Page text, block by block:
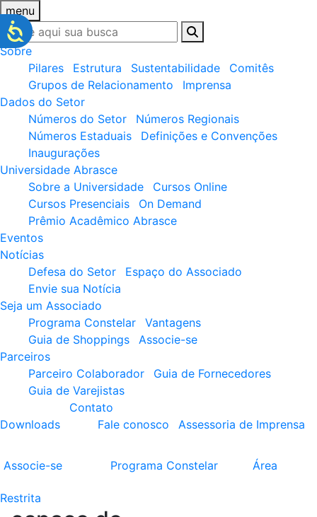
menu
Sobre
Pilares
Estrutura Sustentabilidade
Comitês
Grupos de Relacionamento
Imprensa
Dados do Setor
Números do Setor
Números Regionais
Números Estaduais
Definições e Convenções
Inaugurações
Universidade Abrasce
Sobre a Universidade
Cursos Online
Cursos Presenciais
On Demand
Prêmio Acadêmico Abrasce
Eventos
Notícias
Defesa do Setor
Espaço do Associado
Envie sua Notícia
Seja um Associado
Programa Constelar
Vantagens
Guia de Shoppings
Associe-se
Parceiros
Parceiro Colaborador
Guia de Fornecedores
Guia de Varejistas
Downloads
Contato
Fale conosco
Assessoria de Imprensa
Associe-se Programa Constelar Área
Restrita